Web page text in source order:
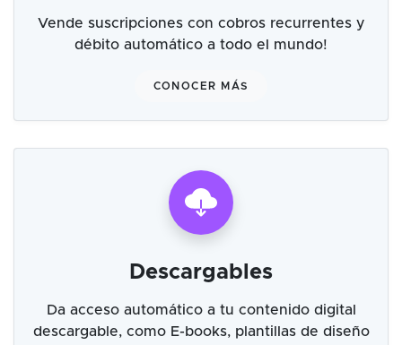
Vende suscripciones con cobros recurrentes y
débito automático a todo el mundo!
CONOCER MÁS
Descargables
Da acceso automático a tu contenido digital
descargable, como E-books, plantillas de diseño